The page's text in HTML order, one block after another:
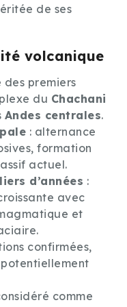
de ses
volcanique
des premiers
du Chachani
Andes centrales.
: alternance
formation
actuel.
d’années :
avec
et
confirmées,
comme